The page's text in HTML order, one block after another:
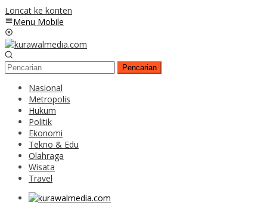
Loncat ke konten
Menu Mobile
Pencarian
Nasional
Metropolis
Hukum
Politik
Ekonomi
Tekno & Edu
Olahraga
Wisata
Travel